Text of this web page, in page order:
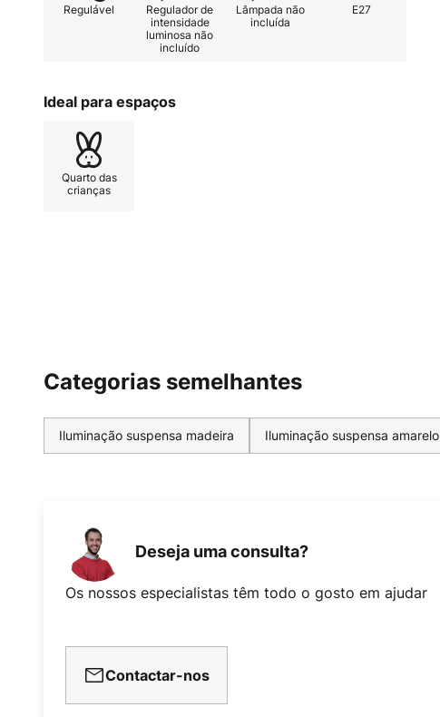
Regulável
Regulador de
intensidade
luminosa não
incluído
Lâmpada não
incluída
E27
Ideal para espaços
Quarto das
crianças
Categorias semelhantes
Iluminação suspensa madeira Iluminação suspensa amarelo
Deseja uma consulta?
Os nossos especialistas têm todo o gosto em ajudar
Contactar-nos